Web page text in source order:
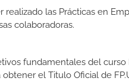
las Prácticas en
colaboradoras.
fundamentales del curso
el Titulo Oficial de